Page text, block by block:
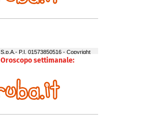
Oroscopo settimanale: